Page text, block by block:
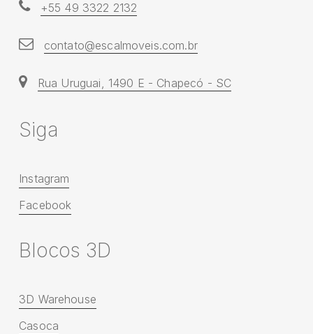
+55 49 3322 2132
contato@escalmoveis.com.br
Rua Uruguai, 1490 E - Chapecó - SC
Siga
Instagram
Facebook
Blocos 3D
3D Warehouse
Casoca